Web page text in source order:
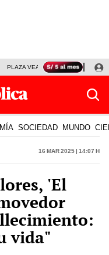
PLAZA VEA FERIADOS
SOCIEDAD MUNDO
16 Mar 2025 | 14:07 h
'El
vida"